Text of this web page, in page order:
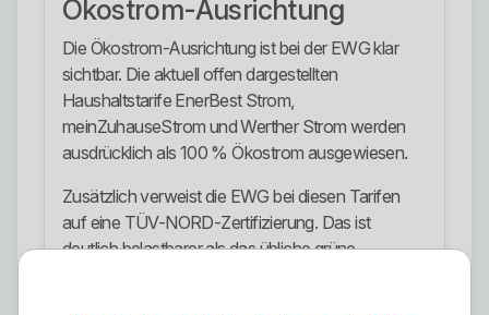
Ökostrom-Ausrichtung
Die Ökostrom-Ausrichtung ist bei der EWG klar
sichtbar. Die aktuell offen dargestellten
Haushaltstarife EnerBest Strom,
meinZuhauseStrom und Werther Strom werden
ausdrücklich als 100 % Ökostrom ausgewiesen.
Zusätzlich verweist die EWG bei diesen Tarifen
auf eine TÜV-NORD-Zertifizierung. Das ist
deutlich belastbarer als das übliche grüne